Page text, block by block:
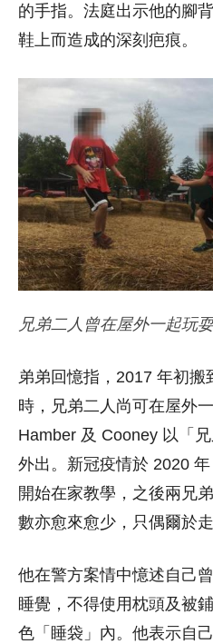
的手指。法庭出示他的腳
鞋上而造成的深刻疤痕。
兄弟二人曾在屋外一起玩耍
弟弟回憶指，2017 年初搬
時，兄弟二人尚可在屋外
Hamber 及 Cooney 以「
外出。新冠疫情於 2020
開始在家教學，之後兩兄
數亦愈來愈少，只偶爾於
他在警方案情中憶述自己
睡覺，不得使用枕頭及被
色「睡袋」內。他表示自